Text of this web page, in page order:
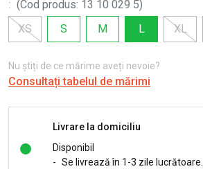
: (Cod produs: 13 10 029 5)
XS
S M L XL
Nu știți de ce mărime aveți nevoie?
Consultați tabelul de mărimi
Livrare la domiciliu
Disponibil
- Se livrează în 1-3 zile lucrătoare.